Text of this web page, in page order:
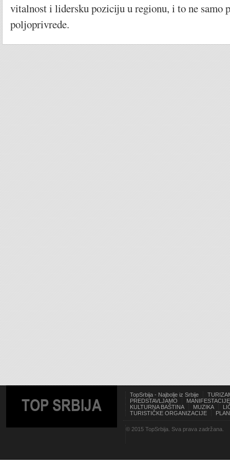
vitalnost i lidersku poziciju u regionu, i to ne samo
poljoprivrede.
TOP SRBIJA
TopSrbija - Najbolje iz Srbije
PREDSTAVLJAMO
MANIFESTACIJE
KULTURNA BAŠTINA
MUZIKA
TURISTIČKE ORGANIZACIJE
© 2015 TopSrbija. Sva prava zadržana.